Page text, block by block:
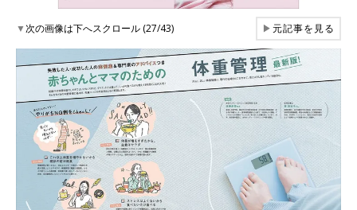
▼次の画像は下へスクロール (27/43) ▶元記事を見る